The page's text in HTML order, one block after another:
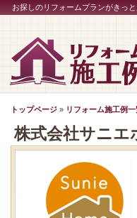
お探しのリフォームプランがきっ
トップページ » リフォーム施工例一
株式会社サニエ